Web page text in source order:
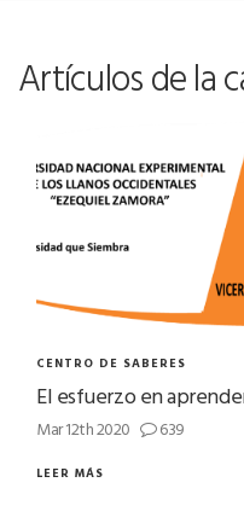
Artículos de la
CENTRO DE SABERES
El esfuerzo en
Mar 12th 2020 639
LEER MÁS